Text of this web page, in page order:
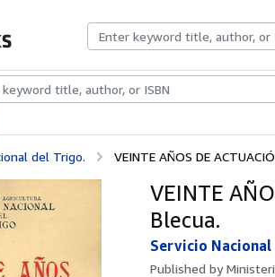
CollectionsRare BooksArt & Collectibles
del Trigo. VEINTE AÑOS DE
VEINTE
Blecua.
Servicio
Published by